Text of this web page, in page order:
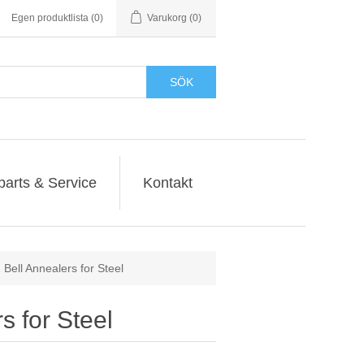
Egen produktlista (0) Varukorg (0)
SÖK
& Service Kontakt
Bell Annealers for Steel
for Steel